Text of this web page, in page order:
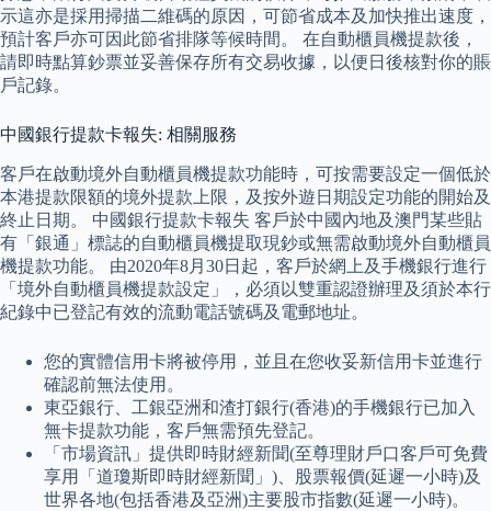
示這亦是採用掃描二維碼的原因，可節省成本及加快推出速度，
預計客戶亦可因此節省排隊等候時間。 在自動櫃員機提款後，
請即時點算鈔票並妥善保存所有交易收據，以便日後核對你的賬
戶記錄。
中國銀行提款卡報失: 相關服務
客戶在啟動境外自動櫃員機提款功能時，可按需要設定一個低於
本港提款限額的境外提款上限，及按外遊日期設定功能的開始及
終止日期。 中國銀行提款卡報失 客戶於中國內地及澳門某些貼
有「銀通」標誌的自動櫃員機提取現鈔或無需啟動境外自動櫃員
機提款功能。 由2020年8月30日起，客戶於網上及手機銀行進行
「境外自動櫃員機提款設定」，必須以雙重認證辦理及須於本行
紀錄中已登記有效的流動電話號碼及電郵地址。
您的實體信用卡將被停用，並且在您收妥新信用卡並進行
確認前無法使用。
東亞銀行、工銀亞洲和渣打銀行(香港)的手機銀行已加入
無卡提款功能，客戶無需預先登記。
「市場資訊」提供即時財經新聞(至尊理財戶口客戶可免費
享用「道瓊斯即時財經新聞」)、股票報價(延遲一小時)及
世界各地(包括香港及亞洲)主要股市指數(延遲一小時)。